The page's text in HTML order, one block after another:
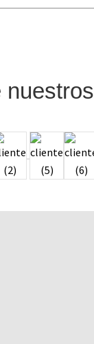
nuestros